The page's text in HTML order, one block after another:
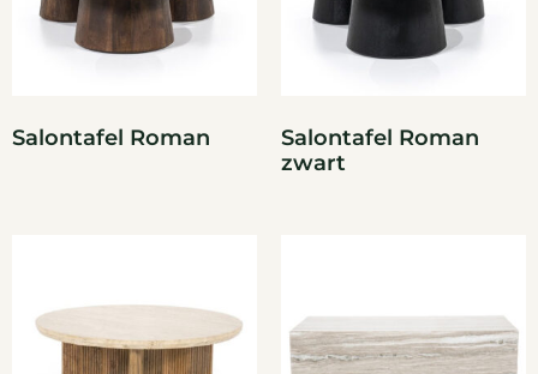
Salontafel Roman
Salontafel Roman
zwart